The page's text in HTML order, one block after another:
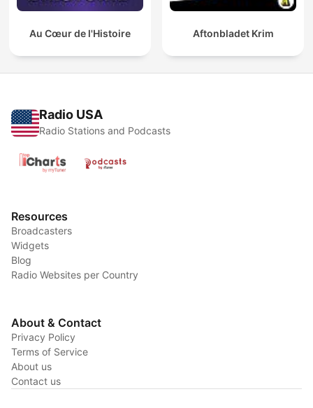
Au Cœur de l'Histoire Aftonbladet Krim
Radio USA
Radio Stations and Podcasts
Resources
Broadcasters
Widgets
Blog
Radio Websites per Country
About & Contact
Privacy Policy
Terms of Service
About us
Contact us